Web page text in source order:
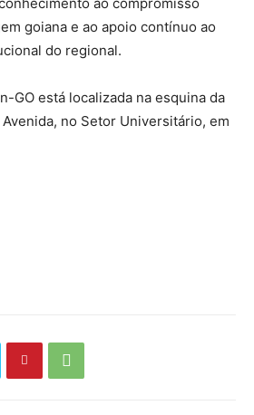
goiana e ao apoio contínuo ao
do regional.
GO está localizada na esquina da
Avenida, no Setor Universitário, em